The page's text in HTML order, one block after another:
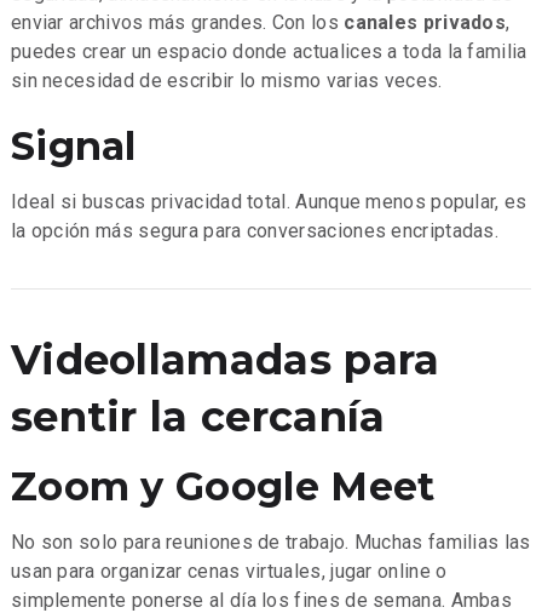
enviar archivos más grandes. Con los canales privados,
puedes crear un espacio donde actualices a toda la familia
sin necesidad de escribir lo mismo varias veces.
Signal
Ideal si buscas privacidad total. Aunque menos popular, es
la opción más segura para conversaciones encriptadas.
Videollamadas para
sentir la cercanía
Zoom y Google Meet
No son solo para reuniones de trabajo. Muchas familias las
usan para organizar cenas virtuales, jugar online o
simplemente ponerse al día los fines de semana. Ambas